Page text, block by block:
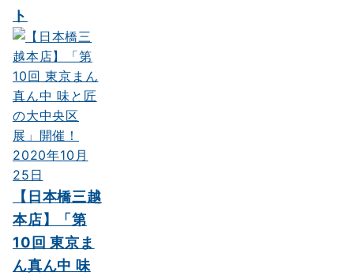
ト
2020年10月
25日
【日本橋三越
本店】「第
10回 東京ま
ん真ん中 味